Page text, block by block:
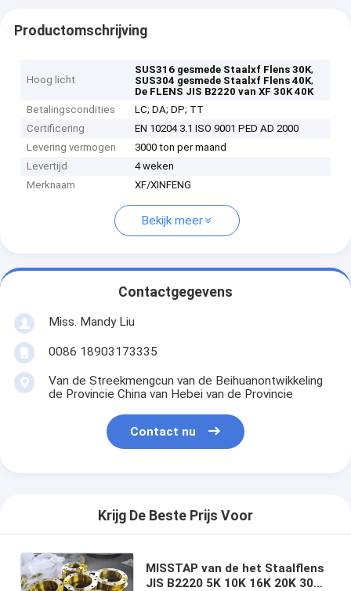
Productomschrijving
Hoog licht
SUS316 gesmede Staalxf Flens 30K,
SUS304 gesmede Staalxf Flens 40K,
De FLENS JIS B2220 van XF 30K 40K
Betalingscondities
LC; DA; DP; TT
Certificering
EN 10204 3.1 ISO 9001 PED AD 2000
Levering vermogen
3000 ton per maand
Levertijd
4 weken
Merknaam
XF/XINFENG
Bekijk meer
Contactgegevens
Miss. Mandy Liu
0086 18903173335
Van de Streekmengcun van de Beihuanontwikkeling
de Provincie China van Hebei van de Provincie
Contact nu
Krijg De Beste Prijs Voor
MISSTAP van de het Staalflens
JIS B2220 5K 10K 16K 20K 30K